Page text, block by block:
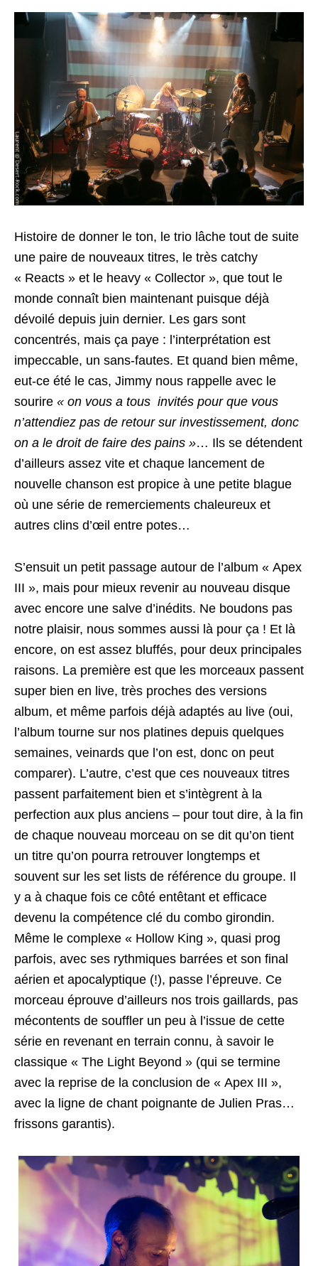
Histoire de donner le ton, le trio lâche tout de suite
une paire de nouveaux titres, le très catchy
« Reacts » et le heavy « Collector », que tout le
monde connaît bien maintenant puisque déjà
dévoilé depuis juin dernier. Les gars sont
concentrés, mais ça paye : l’interprétation est
impeccable, un sans-fautes. Et quand bien même,
eut-ce été le cas, Jimmy nous rappelle avec le
sourire « on vous a tous invités pour que vous
n’attendiez pas de retour sur investissement, donc
on a le droit de faire des pains »… Ils se détendent
d’ailleurs assez vite et chaque lancement de
nouvelle chanson est propice à une petite blague
où une série de remerciements chaleureux et
autres clins d’œil entre potes…
S’ensuit un petit passage autour de l’album « Apex
III », mais pour mieux revenir au nouveau disque
avec encore une salve d’inédits. Ne boudons pas
notre plaisir, nous sommes aussi là pour ça ! Et là
encore, on est assez bluffés, pour deux principales
raisons. La première est que les morceaux passent
super bien en live, très proches des versions
album, et même parfois déjà adaptés au live (oui,
l’album tourne sur nos platines depuis quelques
semaines, veinards que l’on est, donc on peut
comparer). L’autre, c’est que ces nouveaux titres
passent parfaitement bien et s’intègrent à la
perfection aux plus anciens – pour tout dire, à la fin
de chaque nouveau morceau on se dit qu’on tient
un titre qu’on pourra retrouver longtemps et
souvent sur les set lists de référence du groupe. Il
y a à chaque fois ce côté entêtant et efficace
devenu la compétence clé du combo girondin.
Même le complexe « Hollow King », quasi prog
parfois, avec ses rythmiques barrées et son final
aérien et apocalyptique (!), passe l’épreuve. Ce
morceau éprouve d’ailleurs nos trois gaillards, pas
mécontents de souffler un peu à l’issue de cette
série en revenant en terrain connu, à savoir le
classique « The Light Beyond » (qui se termine
avec la reprise de la conclusion de « Apex III »,
avec la ligne de chant poignante de Julien Pras…
frissons garantis).